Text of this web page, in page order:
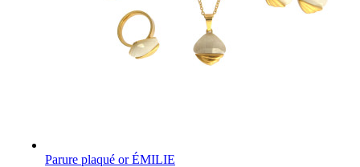
Parure plaqué or ÉMILIE